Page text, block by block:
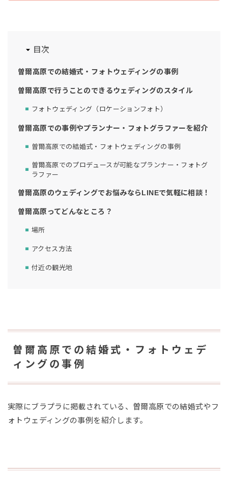
目次
曽爾高原での結婚式・フォトウェディングの事例
曽爾高原で行うことのできるウェディングのスタイル
フォトウェディング（ロケーションフォト）
曽爾高原での事例やプランナー・フォトグラファーを紹介
曽爾高原での結婚式・フォトウェディングの事例
曽爾高原でのプロデュースが可能なプランナー・フォトグ
ラファー
曽爾高原のウェディングでお悩みならLINEで気軽に相談！
曽爾高原ってどんなところ？
場所
アクセス方法
付近の観光地
曽爾高原での結婚式・フォトウェデ
ィングの事例
実際にブラプラに掲載されている、曽爾高原での結婚式やフ
ォトウェディングの事例を紹介します。